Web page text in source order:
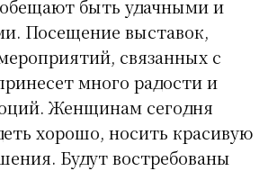
обещают быть удачными и
Посещение выставок,
связанных с
много радости и
Женщинам сегодня
хорошо, носить красивую
Будут востребованы